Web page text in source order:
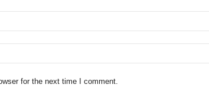
for the next time I comment.